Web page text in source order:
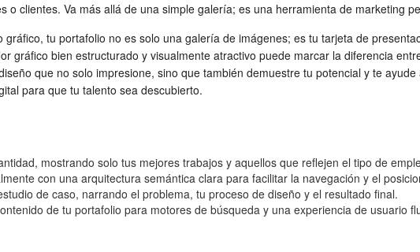
o clientes. Va más allá de una simple galería; es una herramienta de marketing
gráfico, tu portafolio no es solo una galería de imágenes; es tu tarjeta de
gráfico bien estructurado y visualmente atractivo puede marcar la diferencia
que no solo impresione, sino que también demuestre tu potencial y te
para que tu talento sea descubierto.
mostrando solo tus mejores trabajos y aquellos que reflejen el tipo de
con una arquitectura semántica clara para facilitar la navegación y el
de caso, narrando el problema, tu proceso de diseño y el resultado final.
de tu portafolio para motores de búsqueda y una experiencia de usuario